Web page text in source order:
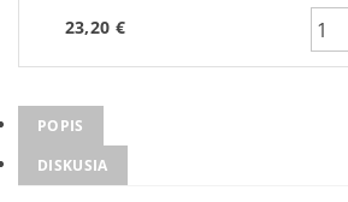
23,20 €
POPIS
DISKUSIA